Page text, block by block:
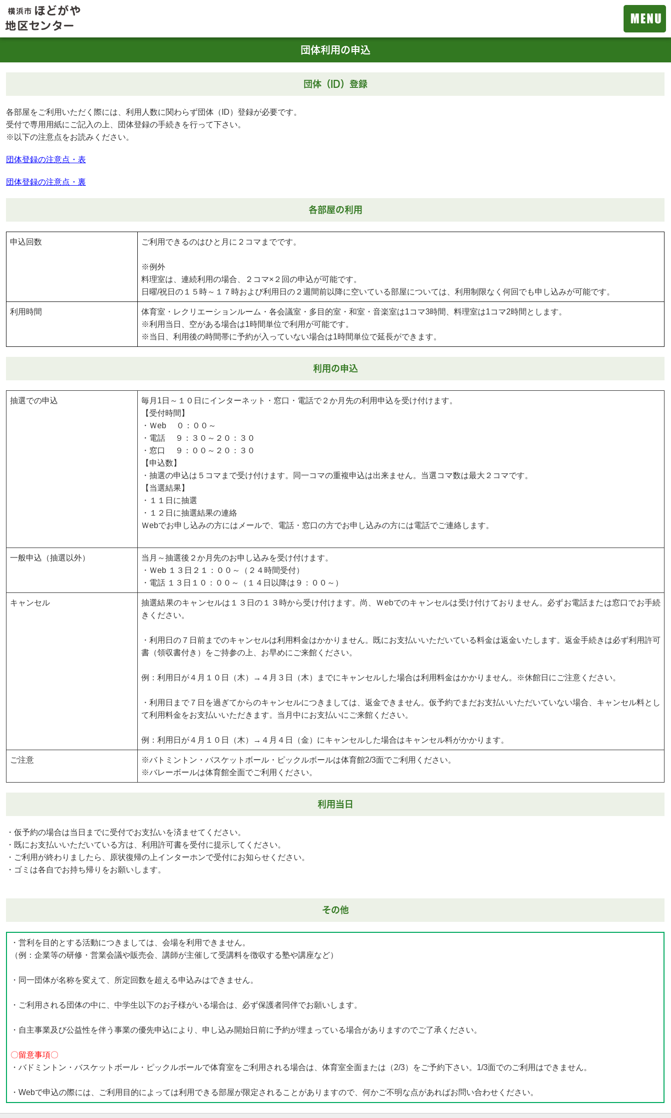
団体利用の申込
団体（ID）登録
各部屋をご利用いただく際には、利用人数に関わらず団体（ID）登録が必要です。
受付で専用用紙にご記入の上、団体登録の手続きを行って下さい。
※以下の注意点をお読みください。
団体登録の注意点・表
団体登録の注意点・裏
各部屋の利用
申込回数 ご利用できるのはひと月に２コマまでです。
※例外
料理室は、連続利用の場合、２コマ×２回の申込が可能です。
日曜/祝日の１５時～１７時および利用日の２週間前以降に空いている部屋については、利用制限なく何回でも申し込みが可能です。
利用時間
体育室・レクリエーションルーム・各会議室・多目的室・和室・音楽室は1コマ3時間、料理室は1コマ2時間とします。
※利用当日、空がある場合は1時間単位で利用が可能です。
※当日、利用後の時間帯に予約が入っていない場合は1時間単位で延長ができます。
利用の申込
抽選での申込
毎月1日～１０日にインターネット・窓口・電話で２か月先の利用申込を受け付けます。
【受付時間】
・Ｗeb ０：００～
・電話 ９：３０～２０：３０
・窓口 ９：００～２０：３０
【申込数】
・抽選の申込は５コマまで受け付けます。同一コマの重複申込は出来ません。当選コマ数は最大２コマです。
【当選結果】
・１１日に抽選
・１２日に抽選結果の連絡
Ｗebでお申し込みの方にはメールで、電話・窓口の方でお申し込みの方には電話でご連絡します。
一般申込（抽選以外）
当月～抽選後２か月先のお申し込みを受け付けます。
・Ｗeb １３日２１：００～（２４時間受付）
・電話 １３日１０：００～（１４日以降は９：００～）
キャンセル
抽選結果のキャンセルは１３日の１３時から受け付けます。尚、Ｗebでのキャンセルは受け付けておりません。必ずお電話または窓口でお手続
きください。
・利用日の７日前までのキャンセルは利用料金はかかりません。既にお支払いいただいている料金は返金いたします。返金手続きは必ず利用許可
書（領収書付き）をご持参の上、お早めにご来館ください。
例：利用日が４月１０日（木）→４月３日（木）までにキャンセルした場合は利用料金はかかりません。※休館日にご注意ください。
・利用日まで７日を過ぎてからのキャンセルにつきましては、返金できません。仮予約でまだお支払いいただいていない場合、キャンセル料とし
て利用料金をお支払いいただきます。当月中にお支払いにご来館ください。
例：利用日が４月１０日（木）→４月４日（金）にキャンセルした場合はキャンセル料がかかります。
ご注意
※バトミントン・バスケットボール・ピックルボールは体育館2/3面でご利用ください。
※バレーボールは体育館全面でご利用ください。
利用当日
・仮予約の場合は当日までに受付でお支払いを済ませてください。
・既にお支払いいただいている方は、利用許可書を受付に提示してください。
・ご利用が終わりましたら、原状復帰の上インターホンで受付にお知らせください。
・ゴミは各自でお持ち帰りをお願いします。
その他
・営利を目的とする活動につきましては、会場を利用できません。
（例：企業等の研修・営業会議や販売会、講師が主催して受講料を徴収する塾や講座など）
・同一団体が名称を変えて、所定回数を超える申込みはできません。
・ご利用される団体の中に、中学生以下のお子様がいる場合は、必ず保護者同伴でお願いします。
・自主事業及び公益性を伴う事業の優先申込により、申し込み開始日前に予約が埋まっている場合がありますのでご了承ください。
〇留意事項〇
・バドミントン・バスケットボール・ピックルボールで体育室をご利用される場合は、体育室全面または（2/3）をご予約下さい。1/3面でのご利用はできません。
・Webで申込の際には、ご利用目的によっては利用できる部屋が限定されることがありますので、何かご不明な点があればお問い合わせください。